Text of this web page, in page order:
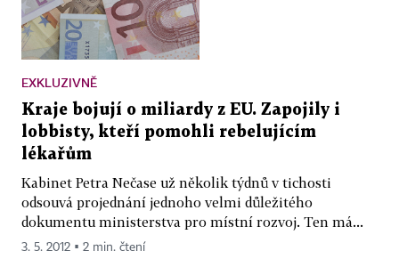
EXKLUZIVNĚ
Kraje bojují o miliardy z EU. Zapojily i
lobbisty, kteří pomohli rebelujícím
lékařům
Kabinet Petra Nečase už několik týdnů v tichosti
odsouvá projednání jednoho velmi důležitého
dokumentu ministerstva pro místní rozvoj. Ten má...
3. 5. 2012 ▪ 2 min. čtení